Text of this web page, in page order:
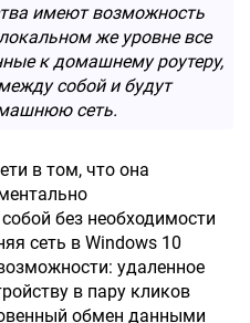
имеют возможность
же уровне все
к домашнему роутеру,
собой и будут
сеть.
в том, что она
без необходимости
сеть в Windows 10
удаленное
в пару кликов
обмен данными